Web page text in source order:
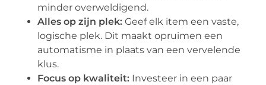
minder overweldigend.
Alles op zijn plek: Geef elk item een vaste,
logische plek. Dit maakt opruimen een
automatisme in plaats van een vervelende
klus.
Focus op kwaliteit: Investeer in een paar